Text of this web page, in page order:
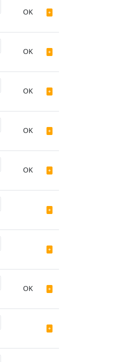
OK
OK
OK
OK
OK
OK